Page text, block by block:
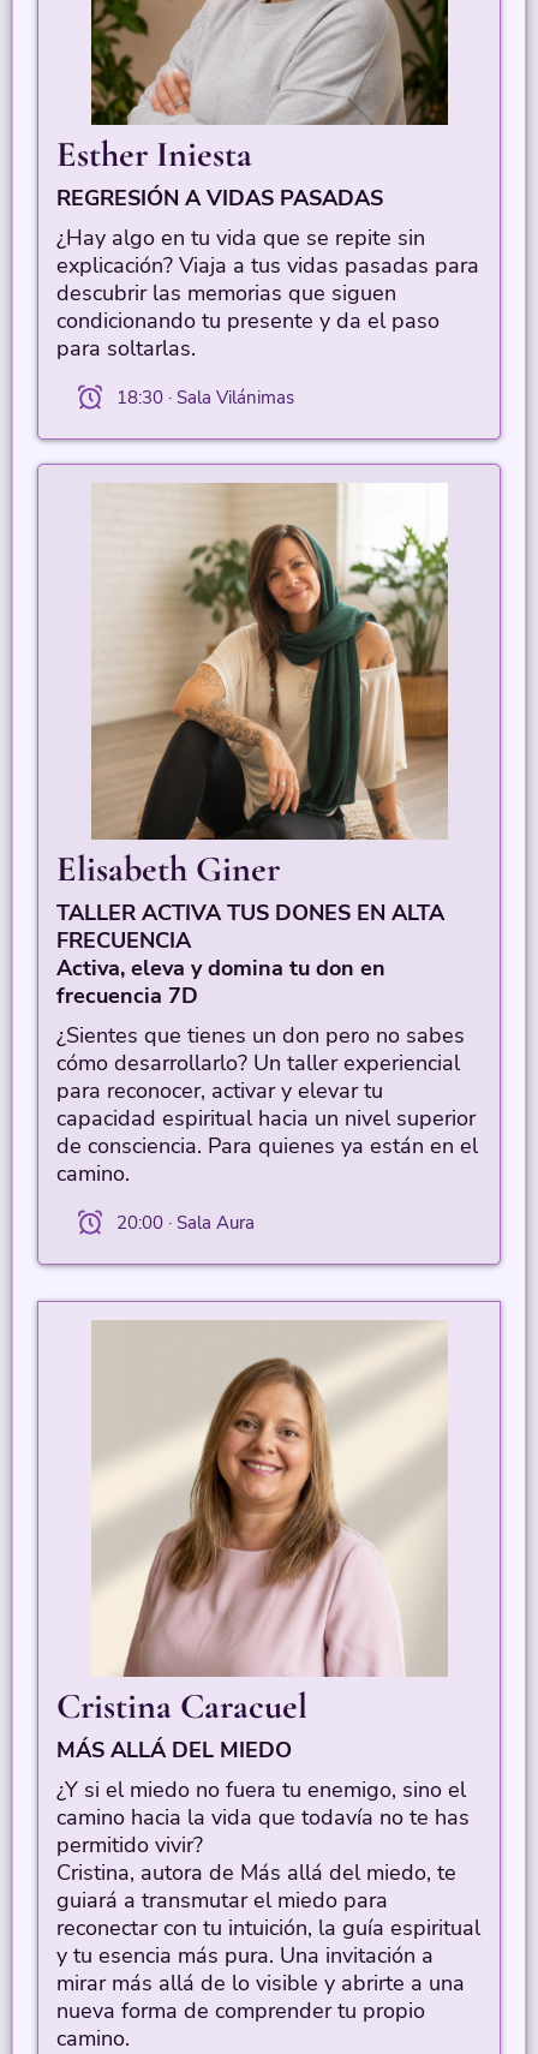
Esther Iniesta
REGRESIÓN A VIDAS PASADAS
¿Hay algo en tu vida que se repite sin
explicación? Viaja a tus vidas pasadas para
descubrir las memorias que siguen
condicionando tu presente y da el paso
para soltarlas.
18:30 · Sala Vilánimas
Elisabeth Giner
TALLER ACTIVA TUS DONES EN ALTA
FRECUENCIA
Activa, eleva y domina tu don en
frecuencia 7D
¿Sientes que tienes un don pero no sabes
cómo desarrollarlo? Un taller experiencial
para reconocer, activar y elevar tu
capacidad espiritual hacia un nivel superior
de consciencia. Para quienes ya están en el
camino.
20:00 · Sala Aura
Cristina Caracuel
MÁS ALLÁ DEL MIEDO
¿Y si el miedo no fuera tu enemigo, sino el
camino hacia la vida que todavía no te has
permitido vivir?
Cristina, autora de Más allá del miedo, te
guiará a transmutar el miedo para
reconectar con tu intuición, la guía espiritual
y tu esencia más pura. Una invitación a
mirar más allá de lo visible y abrirte a una
nueva forma de comprender tu propio
camino.